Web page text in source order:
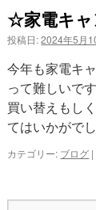
☆家電キ
投稿日: 2024年5月
今年も家電キ
って難しいで
買い替えもし
てはいかがで
カテゴリー: ブログ |